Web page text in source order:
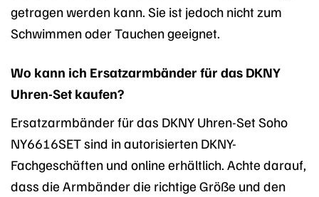
getragen werden kann. Sie ist jedoch nicht zum
Schwimmen oder Tauchen geeignet.
Wo kann ich Ersatzarmbänder für das DKNY
Uhren-Set kaufen?
Ersatzarmbänder für das DKNY Uhren-Set Soho
NY6616SET sind in autorisierten DKNY-
Fachgeschäften und online erhältlich. Achte darauf,
dass die Armbänder die richtige Größe und den